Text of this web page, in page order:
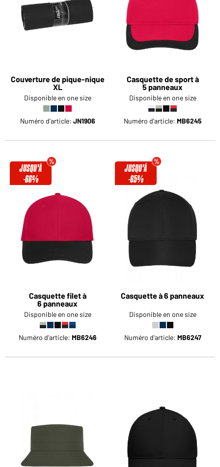
Voudriez-vous acheter des produits pour votre besoin
privé?
Chemin d'accès au shop des clients finaux
Couverture de pique-nique
XL
Disponible en one size
Numéro d'article: JN1906
Casquette de sport à
5 panneaux
Disponible en one size
Numéro d'article: MB6245
JUSQU'À
-66%
Casquette filet à
6 panneaux
Disponible en one size
Numéro d'article: MB6246
JUSQU'À
-65%
Casquette à 6 panneaux
Disponible en one size
Numéro d'article: MB6247